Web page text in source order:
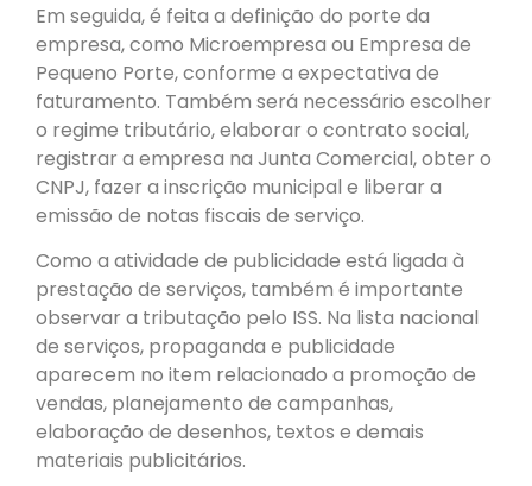
Em seguida, é feita a definição do porte da
empresa, como Microempresa ou Empresa de
Pequeno Porte, conforme a expectativa de
faturamento. Também será necessário escolher
o regime tributário, elaborar o contrato social,
registrar a empresa na Junta Comercial, obter o
CNPJ, fazer a inscrição municipal e liberar a
emissão de notas fiscais de serviço.
Como a atividade de publicidade está ligada à
prestação de serviços, também é importante
observar a tributação pelo ISS. Na lista nacional
de serviços, propaganda e publicidade
aparecem no item relacionado a promoção de
vendas, planejamento de campanhas,
elaboração de desenhos, textos e demais
materiais publicitários.